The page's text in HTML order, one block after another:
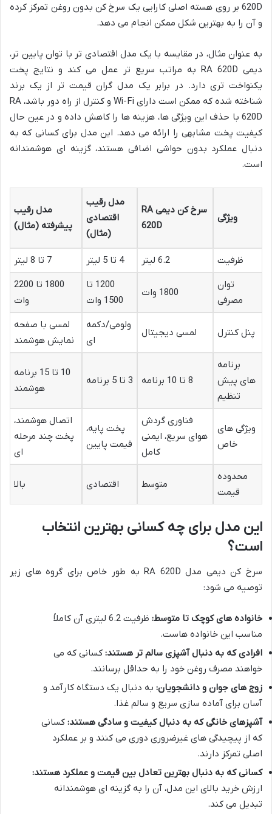
620D بر روی هسته اصلی کارایی یک سرخ کن بدون روغن تمرکز کرده
و آن را به بهترین شکل ممکن انجام می دهد.
به عنوان مثال، در مقایسه با یک مدل اقتصادی تر با توان پایین تر،
دیمی RA 620D به مراتب سریع تر عمل می کند و نتایج پخت
یکنواخت تری دارد. در برابر یک مدل گران قیمت تر از یک برند
شناخته شده که ممکن است دارای Wi-Fi و کنترل از راه دور باشد، RA
620D با حذف این ویژگی ها، هزینه ها را کاهش داده و در عین حال
کیفیت پخت مشابهی را ارائه می دهد. این مدل برای کسانی که به
دنبال عملکرد بدون حواشی اضافی هستند، گزینه ای هوشمندانه
است.
ویژگی
سرخ کن دیمی RA
620D
مدل رقیب
اقتصادی
(مثال)
مدل رقیب
پیشرفته (مثال)
ظرفیت 6.2 لیتر 4 تا 5 لیتر
7 تا 8 لیتر
توان
مصرفی
1800 وات
1200 تا
1500 وات
1800 تا 2200
وات
پنل کنترل لمسی دیجیتال
ولومی/دکمه
ای
لمسی با صفحه
نمایش هوشمند
برنامه
های پیش
تنظیم
8 تا 10 برنامه 3 تا 5 برنامه
10 تا 15 برنامه
هوشمند
ویژگی های
خاص
فناوری گردش
هوای سریع، ایمنی
کامل
پخت پایه،
قیمت پایین
اتصال هوشمند،
پخت چند مرحله
ای
محدوده
قیمت
متوسط اقتصادی بالا
این مدل برای چه کسانی بهترین انتخاب
است؟
سرخ کن دیمی مدل RA 620D به طور خاص برای گروه های زیر
توصیه می شود:
خانواده های کوچک تا متوسط:
ظرفیت 6.2 لیتری آن کاملاً
مناسب این خانواده هاست.
افرادی که به دنبال آشپزی سالم تر هستند: کسانی که می
خواهند مصرف روغن خود را به حداقل برسانند.
زوج های جوان و دانشجویان: به دنبال یک دستگاه کارآمد و
آسان برای آماده سازی سریع و سالم غذا.
آشپزهای خانگی که به دنبال کیفیت و سادگی هستند: کسانی
که از پیچیدگی های غیرضروری دوری می کنند و بر عملکرد
اصلی تمرکز دارند.
کسانی که به دنبال بهترین تعادل بین قیمت و عملکرد هستند:
ارزش خرید بالای این مدل، آن را به گزینه ای هوشمندانه
تبدیل می کند.